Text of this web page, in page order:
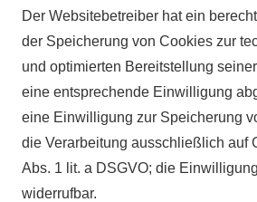
Der Websitebetreiber hat ein
der Speicherung von Cookies zur
und optimierten Bereitstellung
eine entsprechende Einwilligung
eine Einwilligung zur Speicherung
die Verarbeitung ausschließlich auf
Abs. 1 lit. a DSGVO; die
widerrufbar.